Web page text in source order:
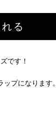
です！
プになります。